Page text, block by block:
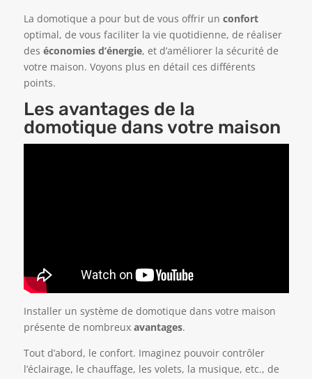
La domotique a pour but de vous offrir un confort
optimal, de vous faciliter la vie quotidienne, de réaliser
des économies d’énergie, et d’améliorer la sécurité de
votre maison. Voyons plus en détail ces différents
points.
Les avantages de la
domotique dans votre maison
Installer un système de domotique dans votre maison
présente de nombreux avantages.
Tout d’abord, le confort. Imaginez pouvoir contrôler
l’éclairage, le chauffage, les volets, la musique, etc., de